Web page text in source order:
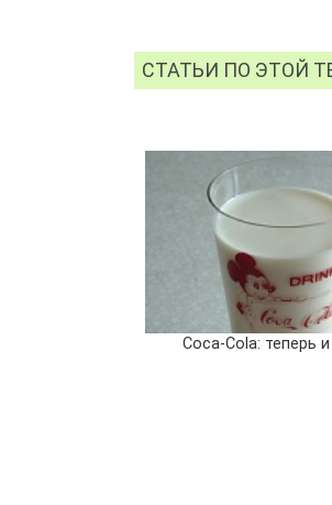
СТАТЬИ ПО ЭТОЙ
Coca-Cola: теперь